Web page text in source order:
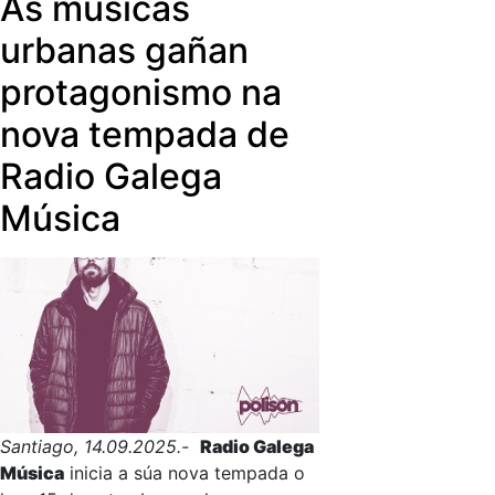
ambientado na Australia occidental
en que dous irmáns agricultores
enfrontados deben colaborar para
salvar os seus rabaños e a
comunidade.
As músicas
urbanas gañan
protagonismo na
nova tempada de
Radio Galega
Música
Santiago, 14.09.2025.- Radio Galega
Música inicia a súa nova tempada o